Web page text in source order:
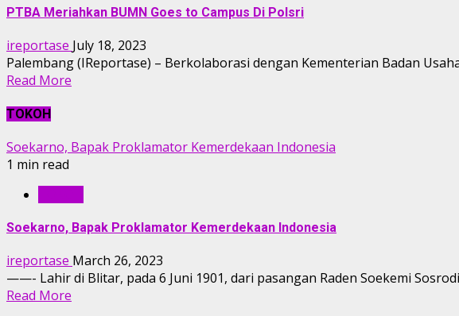
PTBA Meriahkan BUMN Goes to Campus Di Polsri
ireportase July 18, 2023
Palembang (IReportase) – Berkolaborasi dengan Kementerian Badan
Read More
TOKOH
Soekarno, Bapak Proklamator Kemerdekaan Indonesia
1 min read
Soekarno, Bapak Proklamator Kemerdekaan Indonesia
ireportase March 26, 2023
——- Lahir di Blitar, pada 6 Juni 1901, dari pasangan Raden Soekemi
Read More